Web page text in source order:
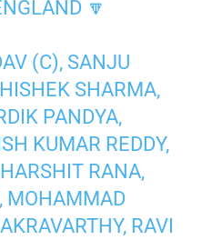
🔽
(C), SANJU
SHARMA,
PANDYA,
KUMAR REDDY,
RANA,
MOHAMMAD
RAVI